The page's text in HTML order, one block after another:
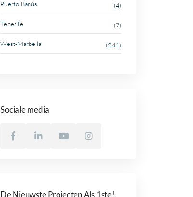
Puerto Banús (4)
Tenerife (7)
West-Marbella (241)
Sociale media
De Nieuwste Projecten Als 1ste!